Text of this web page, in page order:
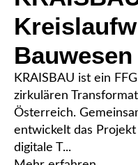
Bauwesen
KRAISBAU ist ein
zirkulären
Österreich.
entwickelt das
digitale T...